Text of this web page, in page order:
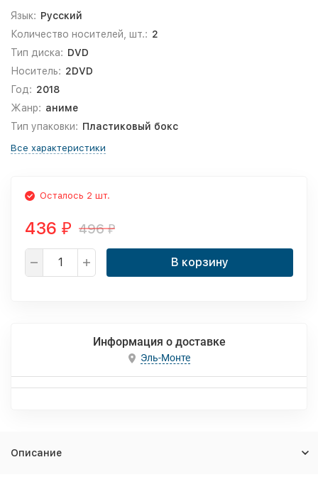
Язык: Русский
Количество носителей, шт.: 2
Тип диска: DVD
Носитель: 2DVD
Год: 2018
Жанр: аниме
Тип упаковки: Пластиковый бокс
Все характеристики
Осталось 2 шт.
436 ₽ 496₽
В корзину
Информация о доставке
Эль-Монте
Описание